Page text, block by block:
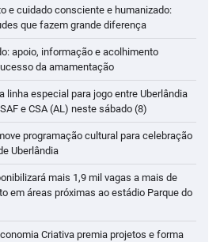
e cuidado consciente e humanizado:
que fazem grande diferença
apoio, informação e acolhimento
da amamentação
linha especial para jogo entre Uberlândia
e CSA (AL) neste sábado (8)
programação cultural para celebração
Uberlândia
mais 1,9 mil vagas a mais de
em áreas próximas ao estádio Parque do
Criativa premia projetos e forma